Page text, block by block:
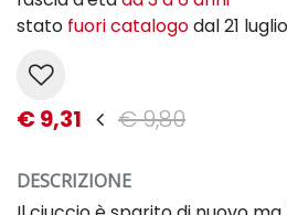
stato fuori catalogodal 21
€ 9,31 € 9,80
DESCRIZIONE